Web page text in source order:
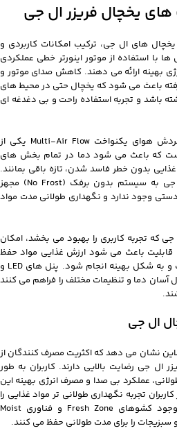
های یخچال فریزر ال جی
های ال جی، ترکیب امکانات کاربردی و
با استفاده از موتور اینورتر خطی عملکردی
بهینه ارائه می دهند. کاهش صدای موتور و
باعث می شود که یخچال حتی در محیط های
باشد و تجربه استفاده راحت و بی دغدغه ای
در کنار موتور پیشرفته، سیستم گردش هوای یکنواخت Multi-Air Flow یکی از
که باعث می شود دما در تمام بخش های
بدون خطر فاسد شدن، تازه باقی بمانند.
همچنین، بسیاری از مدل های ال جی به سیستم بدون برفک (No Frost) مجهز
وجود ندارد و نگهداری طولانی مدت مواد
که تجربه کاربری را بهبود می بخشد، امکان
قابلیت باعث می شود ارزش غذایی مواد حفظ
شود و فرآیند منجمد کردن با سرعت و به شکل بهینه انجام شود. پنل های LED و
دما و تنظیمات مختلف را فراهم می کنند
ال جی
نشان می دهد که اکثریت مصرف کنندگان از
ال جی رضایت بالایی دارند. کاربران به طور
عملکرد بی صدا و مصرف انرژی بهینه این
تجربه نگهداری طولانی‌ تر مواد غذایی را
تحسین کرده اند، به خصوص با وجود کشوهای Fresh Zone و فناوری Moist